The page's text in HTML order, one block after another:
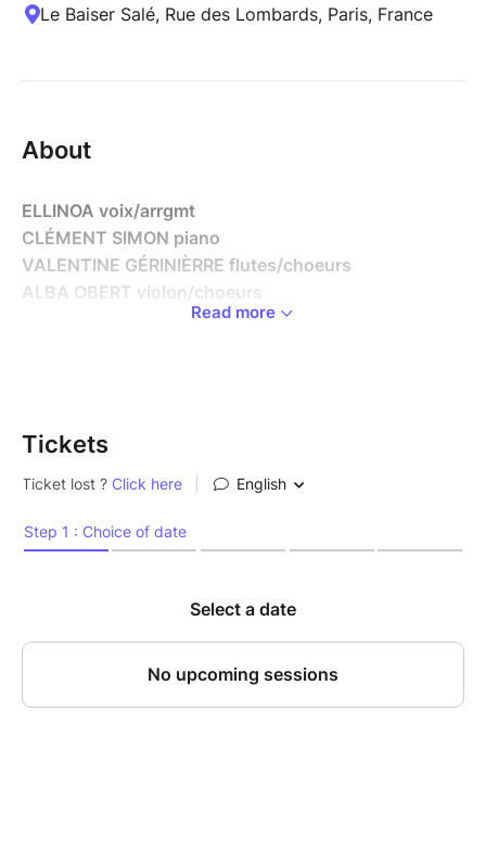
Le Baiser Salé, Rue des Lombards, Paris, France
About
ELLINOA voix/arrgmt
CLÉMENT SIMON piano
VALENTINE GÉRINIÈRRE flutes/choeurs
ALBA OBERT violon/choeurs
ALEXIS DE COMPREIGNAC violoncelle/choeurs
N’hésitez pas à nous appeler au 01.42.33.37.71
Connue de tous bien qu’impossible à classer, Björk
fascine par sa douce extravagance, l’onirisme et la
splendeur immersive de ses projets. L’une des
à mettre en forme mots et idées dans des écrins
pas pris une ride. Ces compositions intemporelles, le
projet "Björk Acoustik" en propose une lecture
Read more
Tickets